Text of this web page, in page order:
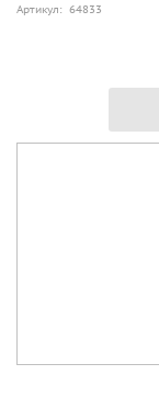
Артикул: 64833